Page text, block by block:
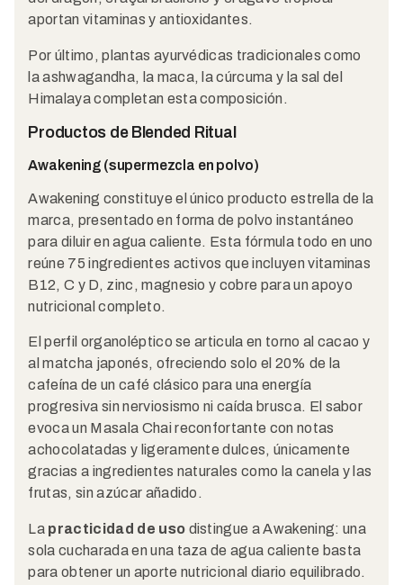
aportan vitaminas y antioxidantes.
Por último, plantas ayurvédicas tradicionales como
la ashwagandha, la maca, la cúrcuma y la sal del
Himalaya completan esta composición.
Productos de Blended Ritual
Awakening (supermezcla en polvo)
Awakening constituye el único producto estrella de la
marca, presentado en forma de polvo instantáneo
para diluir en agua caliente. Esta fórmula todo en uno
reúne 75 ingredientes activos que incluyen vitaminas
B12, C y D, zinc, magnesio y cobre para un apoyo
nutricional completo.
El perfil organoléptico se articula en torno al cacao y
al matcha japonés, ofreciendo solo el 20% de la
cafeína de un café clásico para una energía
progresiva sin nerviosismo ni caída brusca. El sabor
evoca un Masala Chai reconfortante con notas
achocolatadas y ligeramente dulces, únicamente
gracias a ingredientes naturales como la canela y las
frutas, sin azúcar añadido.
La practicidad de uso distingue a Awakening: una
sola cucharada en una taza de agua caliente basta
para obtener un aporte nutricional diario equilibrado.